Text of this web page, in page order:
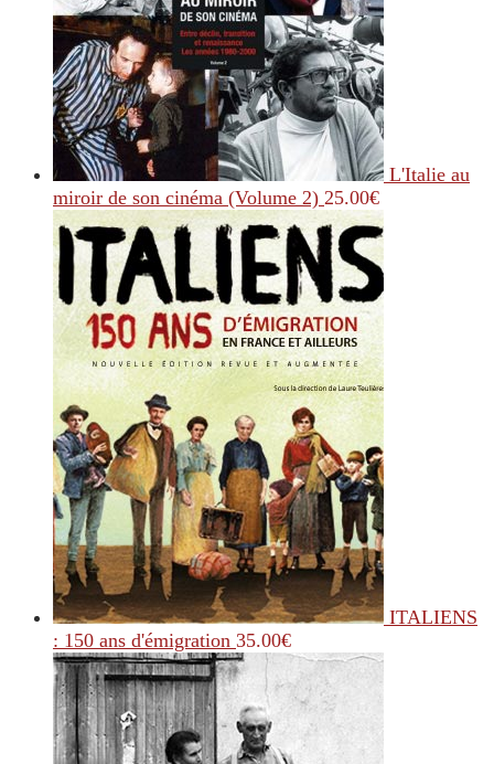
L'Italie au
miroir de son cinéma (Volume 2) 25.00€
ITALIENS
: 150 ans d'émigration 35.00€